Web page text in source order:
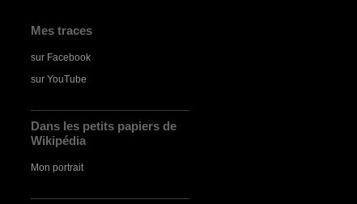
Mes traces
sur Facebook
sur YouTube
Dans les petits papiers de
Wikipédia
Mon portrait